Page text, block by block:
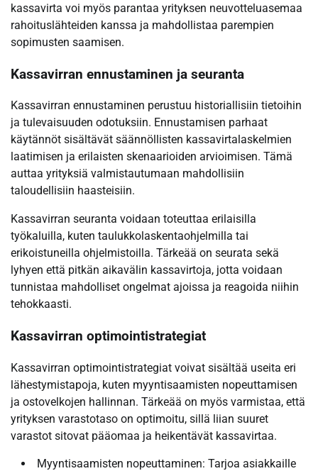
kassavirta voi myös parantaa yrityksen neuvotteluasemaa
rahoituslähteiden kanssa ja mahdollistaa parempien
sopimusten saamisen.
Kassavirran ennustaminen ja seuranta
Kassavirran ennustaminen perustuu historiallisiin tietoihin
ja tulevaisuuden odotuksiin. Ennustamisen parhaat
käytännöt sisältävät säännöllisten kassavirtalaskelmien
laatimisen ja erilaisten skenaarioiden arvioimisen. Tämä
auttaa yrityksiä valmistautumaan mahdollisiin
taloudellisiin haasteisiin.
Kassavirran seuranta voidaan toteuttaa erilaisilla
työkaluilla, kuten taulukkolaskentaohjelmilla tai
erikoistuneilla ohjelmistoilla. Tärkeää on seurata sekä
lyhyen että pitkän aikavälin kassavirtoja, jotta voidaan
tunnistaa mahdolliset ongelmat ajoissa ja reagoida niihin
tehokkaasti.
Kassavirran optimointistrategiat
Kassavirran optimointistrategiat voivat sisältää useita eri
lähestymistapoja, kuten myyntisaamisten nopeuttamisen
ja ostovelkojen hallinnan. Tärkeää on myös varmistaa, että
yrityksen varastotaso on optimoitu, sillä liian suuret
varastot sitovat pääomaa ja heikentävät kassavirtaa.
Myyntisaamisten nopeuttaminen: Tarjoa asiakkaille